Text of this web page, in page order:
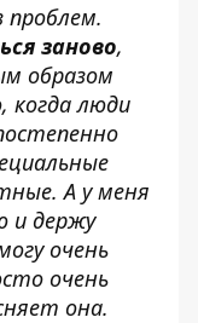
проблем.
заново,
образом
когда люди
А у меня
и держу
очень
очень
она.